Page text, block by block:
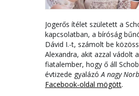
Jogerős ítélet született a
kapcsolatban, a bíróság
Dávid I.-t, számolt be
Alexandra, akit azzal vádolt
fiatalember, hogy ő áll
évtizede gyalázóA nagy
Facebook-oldal mögött.